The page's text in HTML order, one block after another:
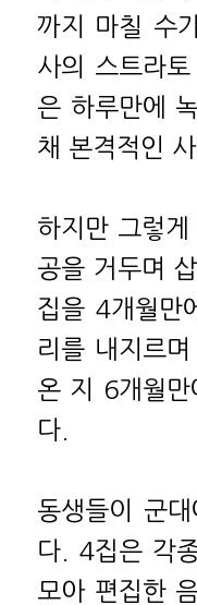
까지 마칠 수
사의 스트라
은 하루만에
채 본격적인
하지만 그렇
공을 거두며
집을 4개월만
리를 내지르
온 지 6개월만
다.
동생들이 군
다. 4집은 각
모아 편집한